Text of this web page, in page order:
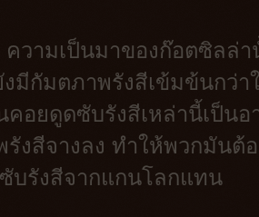
ความเป็นมาของก๊อตซิลล่
มีกัมตภาพรังสีเข้มข้นกว่
อยดูดซับรังสีเหล่านี้เป็นอ
งสีจางลง ทำให้พวกมันต้
บรังสีจากแกนโลกแทน